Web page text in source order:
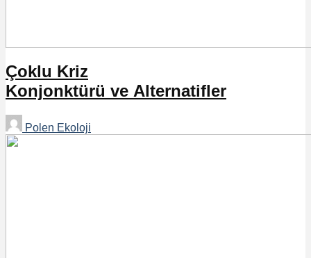
Çoklu Kriz
Konjonktürü ve Alternatifler
Polen Ekoloji